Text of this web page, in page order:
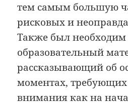
тем самым большую
рисковых и
Также был необходим
образовательный
рассказывающий об
моментах, требующих
внимания как на